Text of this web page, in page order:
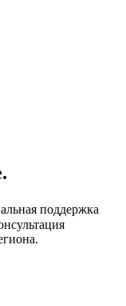
поддержка